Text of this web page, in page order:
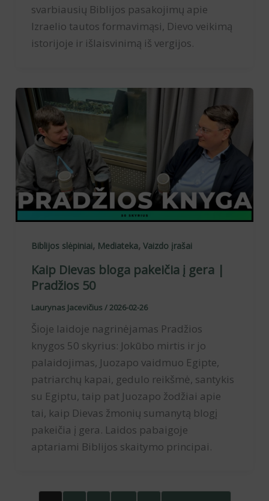
svarbiausių Biblijos pasakojimų apie
Izraelio tautos formavimąsi, Dievo veikimą
istorijoje ir išlaisvinimą iš vergijos.
Biblijos slėpiniai, Mediateka, Vaizdo įrašai
Kaip Dievas bloga pakeičia į gera |
Pradžios 50
Laurynas Jacevičius /2026-02-26
Šioje laidoje nagrinėjamas Pradžios
knygos 50 skyrius: Jokūbo mirtis ir jo
palaidojimas, Juozapo vaidmuo Egipte,
patriarchų kapai, gedulo reikšmė, santykis
su Egiptu, taip pat Juozapo žodžiai apie
tai, kaip Dievas žmonių sumanytą blogį
pakeičia į gera. Laidos pabaigoje
aptariami Biblijos skaitymo principai.